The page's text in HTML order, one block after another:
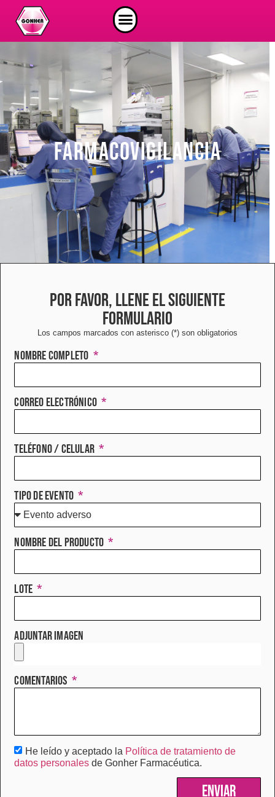
FARMACOVIGILANCIA
Por favor, llene el siguiente
formulario
Los campos marcados con asterisco (*) son obligatorios
Nombre completo
Correo electrónico
Teléfono / Celular
Tipo de evento
Nombre del producto
Lote
Adjuntar imagen
Comentarios
He leído y aceptado la Política de tratamiento de
datos personales de Gonher Farmacéutica.
Enviar